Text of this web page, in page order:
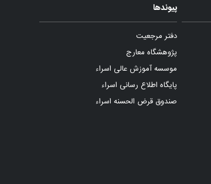
پیوندها
دفتر مرجعیت
پژوهشگاه معارج
موسسه آموزش عالی اسراء
پایگاه اطلاع رسانی اسراء
صندوق قرض الحسنه اسراء